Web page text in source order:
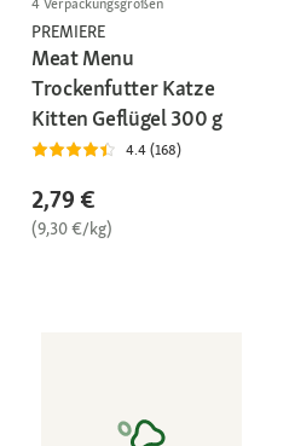
4 Verpackungsgrößen
PREMIERE
Meat Menu
Trockenfutter Katze
Kitten Geflügel 300 g
4.4 (168)
2,79 €
(9,30 €/kg)